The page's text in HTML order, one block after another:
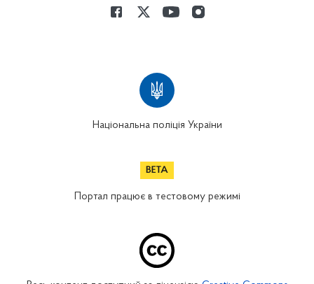
Національна поліція України
Портал працює в тестовому режимі